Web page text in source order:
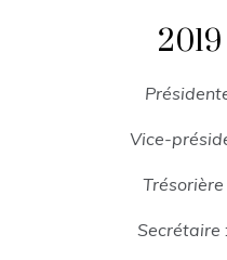
Vice-
Trésorière
Secrétaire